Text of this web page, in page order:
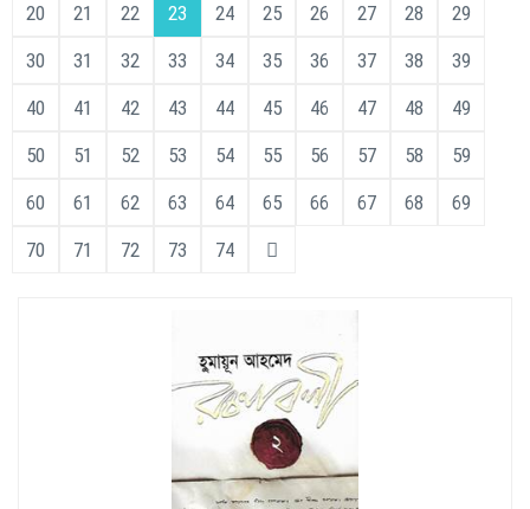
20
21 22 23 24 25 26 27 28
29
30
31 32 33 34 35 36 37 38
39
40
41 42 43 44 45 46 47 48
49
50
51 52 53 54 55 56 57 58
59
60
61 62 63 64 65 66 67 68
69
70
71 72 73 74